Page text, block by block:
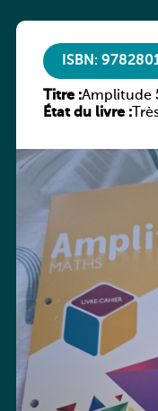
ISBN:
Titre :Amplitude
État du livre :